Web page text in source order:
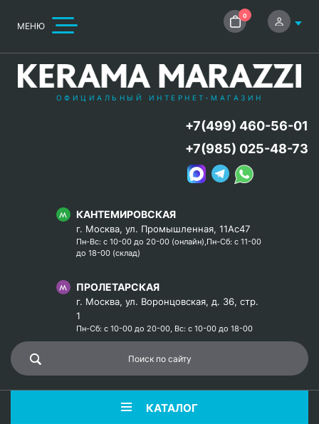
МЕНЮ
0
ОФИЦИАЛЬНЫЙ ИНТЕРНЕТ-МАГАЗИН
КАНТЕМИРОВСКАЯ
г. Москва, ул. Промышленная, 11Ас47
Пн-Вс: с 10-00 до 20-00 (онлайн),Пн-Сб: с 11-00
до 18-00 (склад)
ПРОЛЕТАРСКАЯ
г. Москва, ул. Воронцовская, д. 36, стр.
1
Пн-Сб: с 10-00 до 20-00, Вс: с 10-00 до 18-00
+7(499) 460-56-01
+7(985) 025-48-73
КАТАЛОГ